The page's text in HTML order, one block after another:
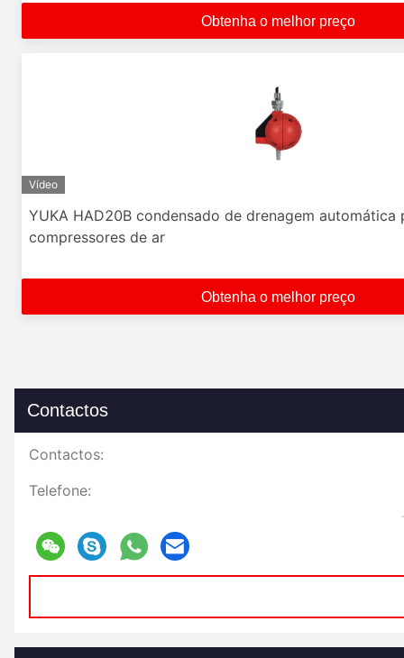
Obtenha o melhor preço
Vídeo
YUKA HAD20B condensado de drenagem automática
compressores de ar
Obtenha o melhor preço
Contactos
Contactos:
Telefone: